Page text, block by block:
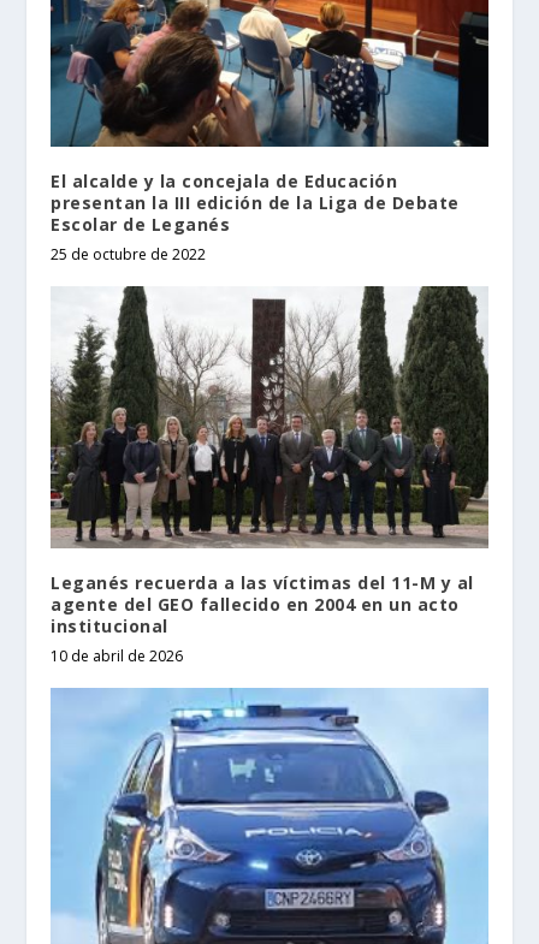
El alcalde y la concejala de Educación
presentan la III edición de la Liga de Debate
Escolar de Leganés
25 de octubre de 2022
Leganés recuerda a las víctimas del 11-M y al
agente del GEO fallecido en 2004 en un acto
institucional
10 de abril de 2026